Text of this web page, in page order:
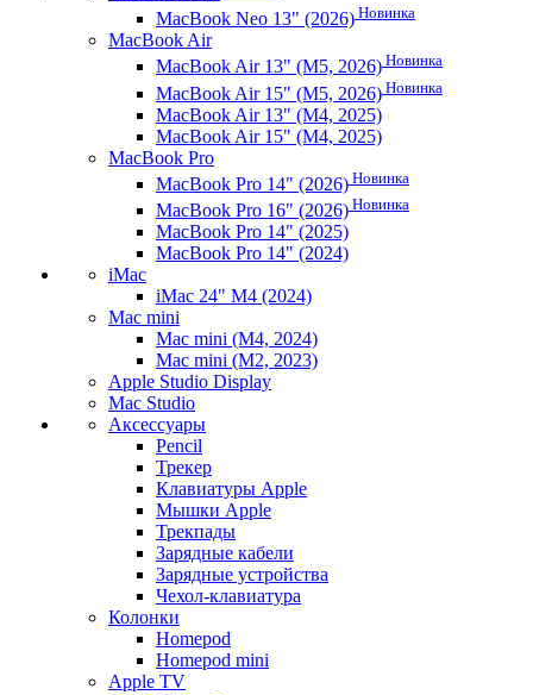
MacBook Neo 13" (2026) Новинка
MacBook Air
MacBook Air 13" (M5, 2026) Новинка
MacBook Air 15" (M5, 2026) Новинка
MacBook Air 13" (M4, 2025)
MacBook Air 15" (M4, 2025)
MacBook Pro
MacBook Pro 14" (2026) Новинка
MacBook Pro 16" (2026) Новинка
MacBook Pro 14" (2025)
MacBook Pro 14" (2024)
iMac
iMac 24" M4 (2024)
Mac mini
Mac mini (M4, 2024)
Mac mini (M2, 2023)
Apple Studio Display
Mac Studio
Аксессуары
Pencil
Трекер
Клавиатуры Apple
Мышки Apple
Трекпады
Зарядные кабели
Зарядные устройства
Чехол-клавиатура
Колонки
Homepod
Homepod mini
Apple TV